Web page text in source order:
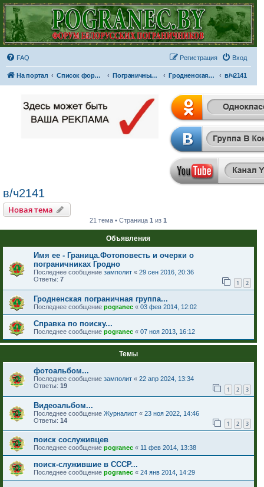
FAQ Вход
Регистрация
На портал Список форумов Пограничные отряды и части Гродненская пограничная группа в/ч2141
в/ч2141
Новая тема
21 тема • Страница1 из1
Объявления
Имя ее - Граница.Фотоповесть и очерки о
пограничниках Гродно
Последнее сообщение замполит « 29 сен 2016, 20:36
Ответы: 7 1 2
Гродненская пограничная группа...
Последнее сообщение pogranec « 03 фев 2014, 12:02
Справка по поиску...
Последнее сообщение pogranec « 07 ноя 2013, 16:12
Темы
фотоальбом...
Последнее сообщение замполит « 22 апр 2024, 13:34
Ответы: 19 1 2 3
Видеоальбом...
Последнее сообщение Журналист « 23 ноя 2022, 14:46
Ответы: 14 1 2 3
поиск сослуживцев
Последнее сообщение pogranec « 11 фев 2014, 13:38
поиск-служившие в СССР...
Последнее сообщение pogranec « 24 янв 2014, 14:29